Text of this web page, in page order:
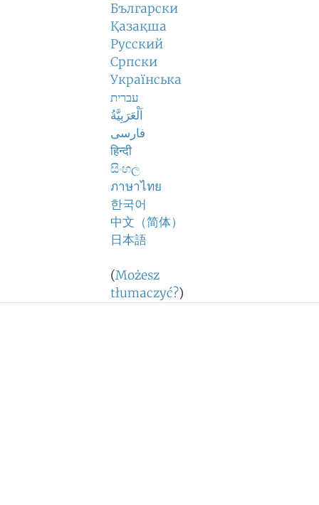
Български
Қазақша
Русский
Српски
Українська
עברית
اَلْعَرَبِيَّةُ
فارسی
हिन्दी
සිංහල
ภาษาไทย
한국어
中文（简体）
日本語
(Możesz
tłumaczyć?)